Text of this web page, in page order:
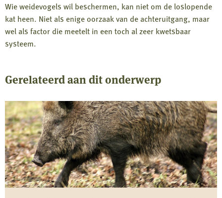
Wie weidevogels wil beschermen, kan niet om de loslopende
kat heen. Niet als enige oorzaak van de achteruitgang, maar
wel als factor die meetelt in een toch al zeer kwetsbaar
systeem.
Gerelateerd aan dit onderwerp